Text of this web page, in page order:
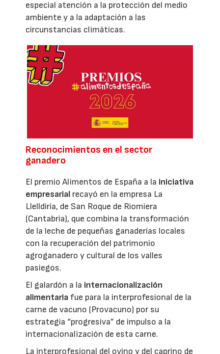
especial atención a la protección del medio
ambiente y a la adaptación a las
circunstancias climáticas.
Reconocimientos en el sector
ganadero
El premio Alimentos de España a la iniciativa
empresarial recayó en la empresa La
Llelldiría, de San Roque de Riomiera
(Cantabria), que combina la transformación
de la leche de pequeñas ganaderías locales
con la recuperación del patrimonio
agroganadero y cultural de los valles
pasiegos.
El galardón a la internacionalización
alimentaria fue para la interprofesional de la
carne de vacuno (Provacuno) por su
estrategia “progresiva” de impulso a la
internacionalización de esta carne.
La interprofesional del ovino y del caprino de